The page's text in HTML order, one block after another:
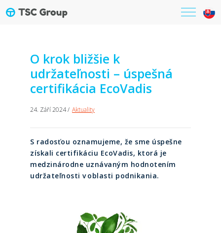
O krok bližšie k
udržateľnosti – úspešná
certifikácia EcoVadis
24. Září 2024 / Aktuality
S radosťou oznamujeme, že sme úspešne
získali certifikáciu EcoVadis, ktorá je
medzinárodne uznávaným hodnotením
udržateľnosti v oblasti podnikania.